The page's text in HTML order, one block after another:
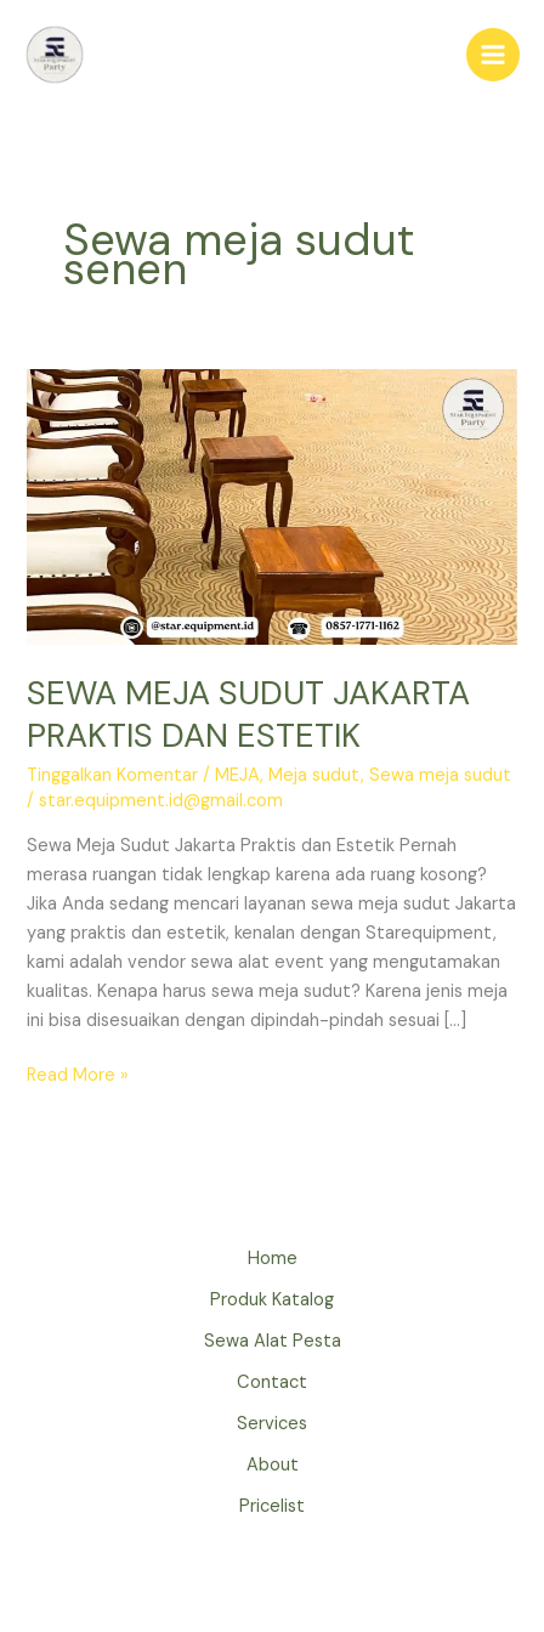
konten
Sewa meja sudut
senen
SEWA MEJA SUDUT JAKARTA
PRAKTIS DAN ESTETIK
Tinggalkan Komentar /MEJA,Meja sudut,Sewa meja sudut
/star.equipment.id@gmail.com
Sewa Meja Sudut Jakarta Praktis dan Estetik Pernah
merasa ruangan tidak lengkap karena ada ruang kosong?
Jika Anda sedang mencari layanan sewa meja sudut Jakarta
yang praktis dan estetik, kenalan dengan Starequipment,
kami adalah vendor sewa alat event yang mengutamakan
kualitas. Kenapa harus sewa meja sudut? Karena jenis meja
ini bisa disesuaikan dengan dipindah-pindah sesuai […]
SEWA
Read More »
Home
Produk Katalog
Sewa Alat Pesta
Contact
Services
About
Pricelist